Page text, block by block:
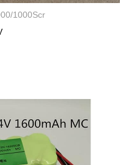
1000Scr